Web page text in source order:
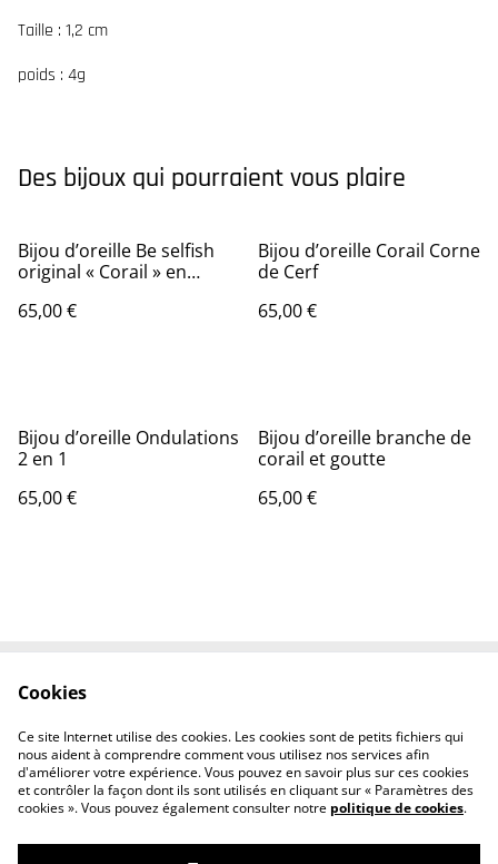
Taille : 1,2 cm
poids : 4g
Des bijoux qui pourraient vous plaire
Bijou d’oreille Be selfish
original « Corail » en
65,00 €
Bijou d’oreille Corail Corne
de Cerf
65,00 €
Bijou d’oreille Ondulations
2 en 1
65,00 €
Bijou d’oreille branche de
corail et goutte
65,00 €
Politique de
confidentialité
Politique de cookies
Cookies
Ce site Internet utilise des cookies. Les cookies sont de petits fichiers qui
nous aident à comprendre comment vous utilisez nos services afin
d'améliorer votre expérience. Vous pouvez en savoir plus sur ces cookies
et contrôler la façon dont ils sont utilisés en cliquant sur « Paramètres des
cookies ». Vous pouvez également consulter notre politique de cookies.